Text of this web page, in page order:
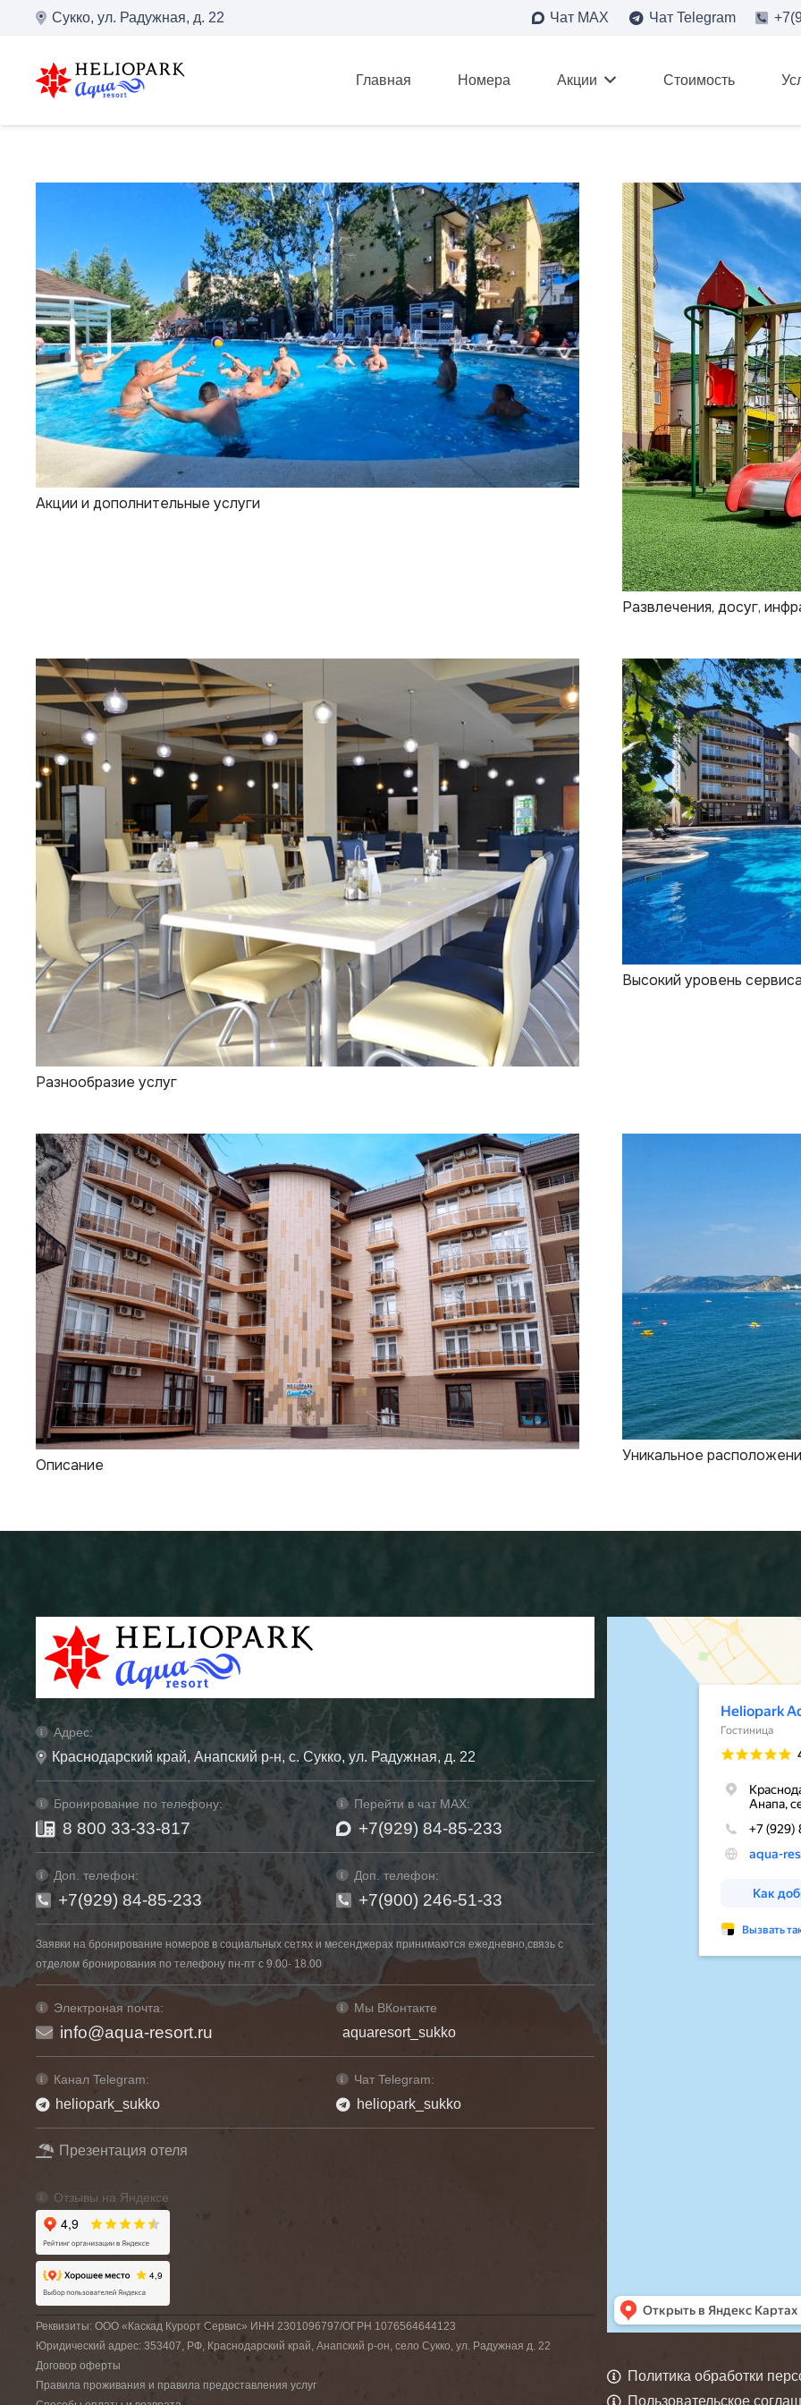
Сукко, ул. Радужная, д. 22 Чат MAX Чат Telegram
Главная Номера Акции Стоимость
Акции и дополнительные услуги
Развлечения, досуг,
Разнообразие услуг
Высокий уровень
Описание
Уникальное
Адрес:
Краснодарский край, Анапский р-н, с. Сукко, ул. Радужная, д. 22
Бронирование по телефону:
8 800 33-33-817
Перейти в чат MAX:
+7(929) 84-85-233
Доп. телефон:
+7(929) 84-85-233
Доп. телефон:
+7(900) 246-51-33
Заявки на бронирование номеров в социальных сетях и месенджерах принимаются ежедневно,связь с
отделом бронирования по телефону пн-пт с 9.00- 18.00
Электроная почта:
info@aqua-resort.ru
Мы ВКонтакте
aquaresort_sukko
Канал Telegram:
heliopark_sukko
Чат Telegram:
heliopark_sukko
Презентация отеля
Отзывы на Яндексе
Реквизиты: ООО «Каскад Курорт Сервис» ИНН 2301096797/ОГРН 1076564644123
Юридический адрес: 353407, РФ, Краснодарский край, Анапский р-он, село Сукко, ул. Радужная д. 22
Договор оферты
Правила проживания и правила предоставления услуг
Политика обработки
Пользовательское